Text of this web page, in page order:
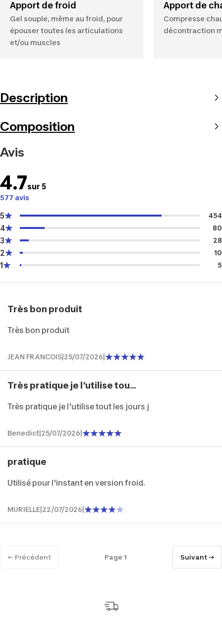
Apport de froid
Gel souple, même au froid, pour
épouser toutes les articulations
et/ou muscles
Apport de
Compresse
décontraction
Description
Composition
Avis
4.7sur 5
577 avis
5 454
4 80
3 28
2 10
1 5
Très bon produit
Très bon produit
JEAN FRANCOIS|25/07/2026|
Très pratique je l'utilise tou...
Très pratique je l'utilise tout les jours j
Benedict|25/07/2026|
pratique
Utilisé pour l'instant en version froid.
MURIELLE|22/07/2026|
← Précédent Page 1 Suivant →